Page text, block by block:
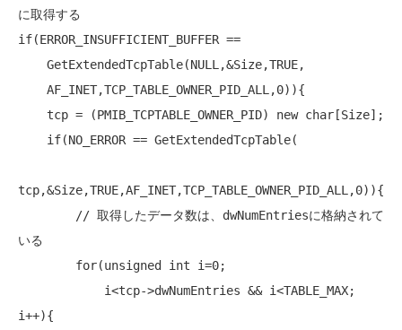
に取得する
if(ERROR_INSUFFICIENT_BUFFER ==
    GetExtendedTcpTable(
NULL,&Size,TRUE,
    tcp = (PMIB_TCPTABLE_OWNER_PID)
new char [Size];
if(NO_ERROR == GetExtendedTcpTable(
tcp,&Size,TRUE,AF_INET,TCP_TABLE_OWNER_PID_ALL,0)){
// 取得したデータ数は、dwNumEntriesに格納されて
いる
for(unsigned int i=0;
i++){